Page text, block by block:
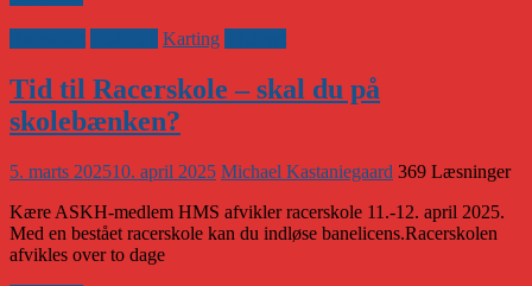
Karting
Tid til Racerskole – skal du på
skolebænken?
5. marts 202510. april 2025 Michael Kastaniegaard 369 Læsninger
Kære ASKH-medlem HMS afvikler racerskole 11.-12. april 2025.
Med en bestået racerskole kan du indløse banelicens.Racerskolen
afvikles over to dage